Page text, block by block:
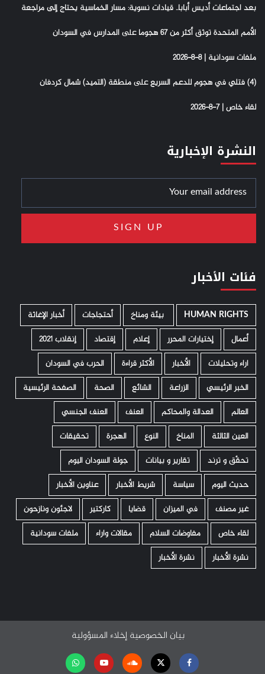
بعد اجتماعات أديس أبابا.. قيادات نسوية: مسار الخماسية يحتاج إلى مراجعة
الأمم المتحدة توثق أكثر من 67 هجوما على المدارس في السودان
ملفات سودانية | 8-8-2026
(4) فتلي في هجوم للدعم السريع على منطقة (التميد) شمال كردفان
لقاء خاص | 7-8-2026
النشرة الإخبارية
فئات الأخبار
HUMAN RIGHTS ­ بيئة ومناخ أحتجاجات
أخبار الإغاثة
أعمال
إختيارات المحرر إعلام إقتصاد
إنقلاب 2021
اراء وتحليلات
الأخبار الأكثر قراءة
الحرب في السودان
الخبر الرئيسي
الزراعة الشائع الصحة
الصفحة الرئيسية
العالم
العدالة والمحاكم العنف
العنف الجنسي
العين الثالثة
المناخ النوع الهجرة
تحقيقات
تحقّق و ترند
تقارير و بيانات
جولة السودان اليوم
حديث اليوم
سياسة شريط الأخبار
عناوين الأخبار
غير مصنف
في الميزان قضايا كاركتير
لاجئون ونازحون
لقاء خاص
مفاوضات السلام مقالات واراء
ملفات سودانية
نشرة الأخبار
نشرة الأخبار
بيان الخصوصية إخلاء المسؤولية